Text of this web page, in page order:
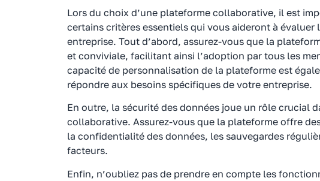
Lors du choix d’une plateforme collaborative, il est
certains critères essentiels qui vous aideront à
entreprise. Tout d’abord, assurez-vous que la
et conviviale, facilitant ainsi l’adoption par tous les
capacité de personnalisation de la plateforme est
répondre aux besoins spécifiques de votre entreprise.
En outre, la sécurité des données joue un rôle crucial
collaborative. Assurez-vous que la plateforme offre
la confidentialité des données, les sauvegardes
facteurs.
Enfin, n’oubliez pas de prendre en compte les